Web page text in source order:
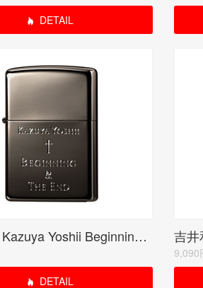
DETAIL
吉井和哉 Kazuya Yoshii Beginning & The End(受注限定生産品)
DETAIL
9,090